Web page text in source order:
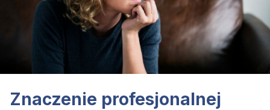
Znaczenie profesjonalnej